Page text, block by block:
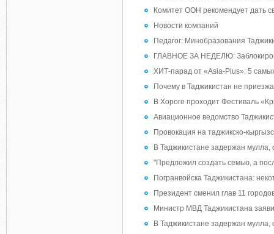
Комитет ООН рекомендует дать
Новости компаний
Педагог: Минобразования
ГЛАВНОЕ ЗА НЕДЕЛЮ:
ХИТ-парад от «Asia-Plus»: 5
Почему в Таджикистан не
В Хороге проходит Фестиваль
Авиационное ведомство
Провокация на таджикско-
В Таджикистане задержан
"Предложил создать семью, а
Погранвойска Таджикистана:
Президент сменил глав 11
Министр МВД Таджикистана
В Таджикистане задержан